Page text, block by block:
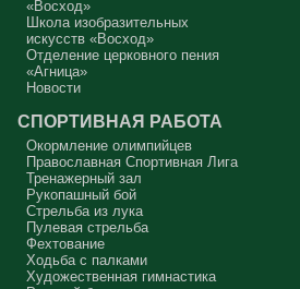
Протоиерей Андрей Алексеев
«Восход»
Школа изобразительных
искусств «Восход»
Отделение церковного пения
«Агница»
Новости
СПОРТИВНАЯ РАБОТА
Окормление олимпийцев
Православная Спортивная Лига
Тренажерный зал
Рукопашный бой
Стрельба из лука
Пулевая стрельба
Фехтование
Ходьба с палками
Художественная гимнастика